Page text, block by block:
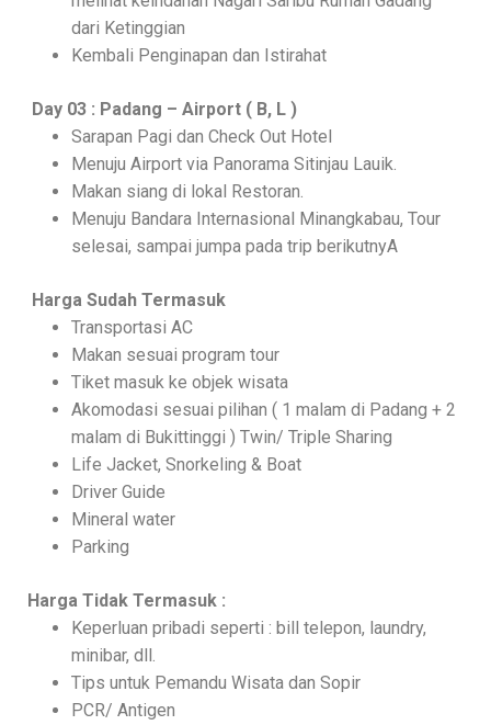
dari Ketinggian
Kembali Penginapan dan Istirahat
Day 03 : Padang – Airport ( B, L )
Sarapan Pagi dan Check Out Hotel
Menuju Airport via Panorama Sitinjau Lauik.
Makan siang di lokal Restoran.
Menuju Bandara Internasional Minangkabau, Tour
selesai, sampai jumpa pada trip berikutnyA
Harga Sudah Termasuk
Transportasi AC
Makan sesuai program tour
Tiket masuk ke objek wisata
Akomodasi sesuai pilihan ( 1 malam di Padang + 2
malam di Bukittinggi ) Twin/ Triple Sharing
Life Jacket, Snorkeling & Boat
Driver Guide
Mineral water
Parking
Harga Tidak Termasuk :
Keperluan pribadi seperti : bill telepon, laundry,
minibar, dll.
Tips untuk Pemandu Wisata dan Sopir
PCR/ Antigen